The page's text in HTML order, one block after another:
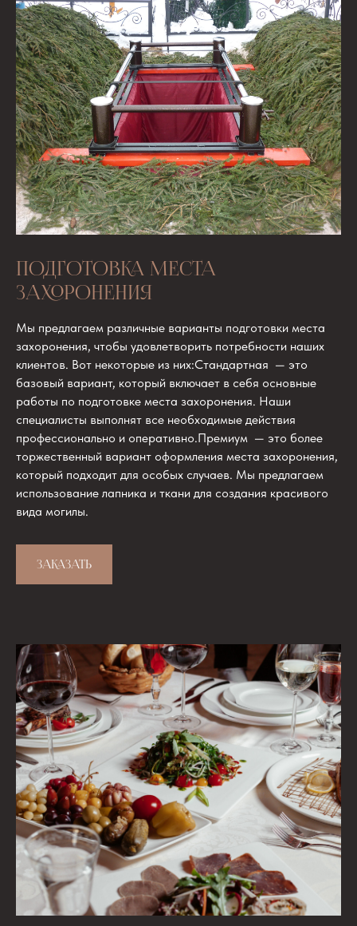
ПОДГОТОВКА МЕСТА
ЗАХОРОНЕНИЯ
Мы предлагаем различные варианты подготовки места
захоронения, чтобы удовлетворить потребности наших
клиентов. Вот некоторые из них:Стандартная — это
базовый вариант, который включает в себя основные
работы по подготовке места захоронения. Наши
специалисты выполнят все необходимые действия
профессионально и оперативно.Премиум — это более
торжественный вариант оформления места захоронения,
который подходит для особых случаев. Мы предлагаем
использование лапника и ткани для создания красивого
вида могилы.
ЗАКАЗАТЬ